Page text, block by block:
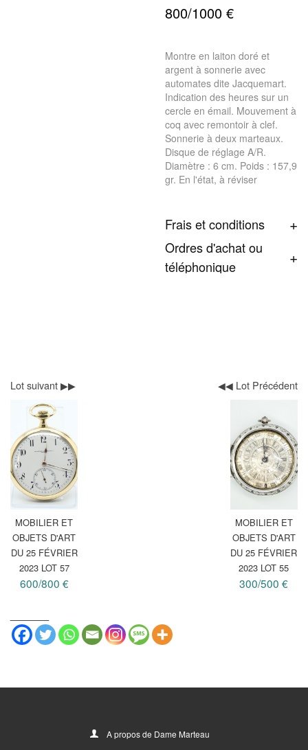
800/1000 €
Montre en laiton doré et
argent à sonnerie avec
automates dite Jacquemart.
Indication des heures sur un
cercle en émail. Mouvement à
coq avec remontoir à clef.
Sonnerie à deux marteaux.
Disque de réglage A/R.
Diamètre : 6 cm. Poids : 157,9
gr. En l'état, à réviser
Frais et conditions
Ordres d'achat ou
téléphonique
Lot suivant ▶▶
MOBILIER ET
OBJETS D'ART
DU 25 FÉVRIER
2023 LOT 57
600/800 €
◀◀ Lot Précédent
MOBILIER ET
OBJETS D'ART
DU 25 FÉVRIER
2023 LOT 55
300/500 €
A propos de Dame Marteau